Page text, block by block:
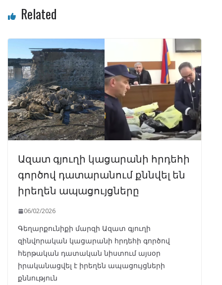
Related
Ազատ գյուղի կացարանի հրդեհի
գործով դատարանում քննվել են
իրեղեն ապացույցները
06/02/2026
Գեղարքունիքի մարզի Ազատ գյուղի
զինվորական կացարանի հրդեհի գործով
հերթական դատական նիստում այսօր
իրականացվել է իրեղեն ապացույցների
քննություն